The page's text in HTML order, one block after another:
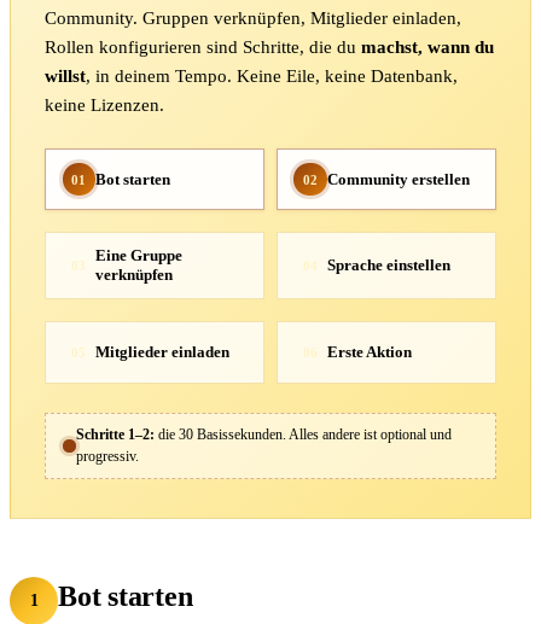
Community. Gruppen verknüpfen, Mitglieder einladen,
Rollen konfigurieren sind Schritte, die du machst, wann du
willst, in deinem Tempo. Keine Eile, keine Datenbank,
keine Lizenzen.
01 Bot starten 02 Community erstellen
03
Eine Gruppe
verknüpfen
04 Sprache einstellen
05 Mitglieder einladen 06 Erste Aktion
Schritte 1–2: die 30 Basissekunden. Alles andere ist optional und
progressiv.
1 Bot starten